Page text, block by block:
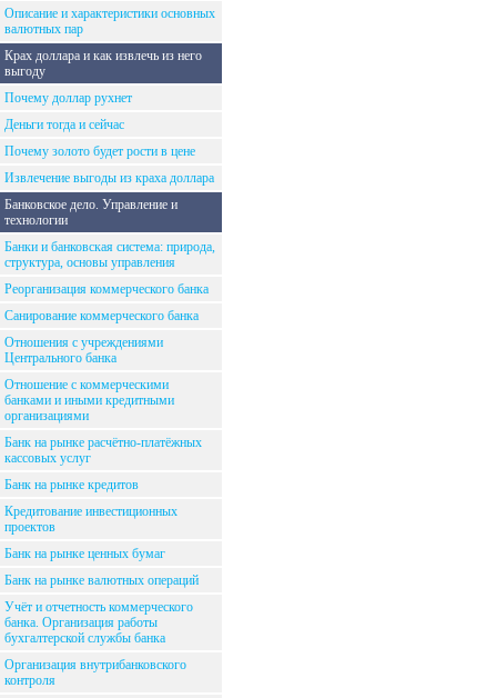
Описание и характеристики основных
валютных пар
Крах доллара и как извлечь из него
выгоду
Почему доллар рухнет
Деньги тогда и сейчас
Почему золото будет рости в цене
Извлечение выгоды из краха доллара
Банковское дело. Управление и
технологии
Банки и банковская система: природа,
структура, основы управления
Реорганизация коммерческого банка
Санирование коммерческого банка
Отношения с учреждениями
Центрального банка
Отношение с коммерческими
банками и иными кредитными
организациями
Банк на рынке расчётно-платёжных
кассовых услуг
Банк на рынке кредитов
Кредитование инвестиционных
проектов
Банк на рынке ценных бумаг
Банк на рынке валютных операций
Учёт и отчетность коммерческого
банка. Организация работы
бухгалтерской службы банка
Организация внутрибанковского
контроля